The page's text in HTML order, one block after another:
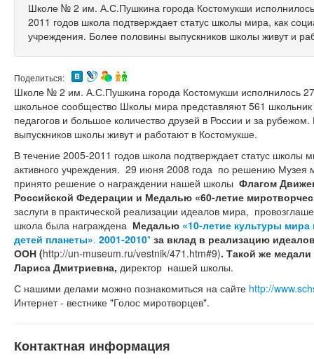
Школе № 2 им. А.С.Пушкина города Костомукши
2011 годов школа подтверждает статус школы мира, как
учреждения. Более половины выпускников школы живут и
Поделиться:
Школе № 2 им. А.С.Пушкина города Костомукши исполнилось
школьное сообщество Школы мира представляют 561
педагогов и большое количество друзей в России и за
выпускников школы живут и работают в Костомукше.
В течение 2005-2011 годов школа подтверждает статус школы
активного учреждения. 29 июня 2008 года по решению Музея
принято решение о награждении нашей школы Флагом
Российской Федерации и Медалью «60-летие
заслуги в практической реализации идеалов мира,
школа была награждена Медалью «10-летие культуры
детей планеты». 2001-2010" за вклад в реализацию
ООН (http://un-museum.ru/vestnik/471.htm#9). Такой же
Лариса Дмитриевна, директор нашей школы.
С нашими делами можно познакомиться на сайте http://
Интернет - вестнике "Голос миротворцев".
Контактная информация